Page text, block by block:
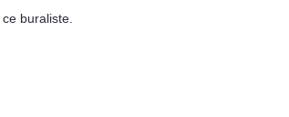
ce buraliste.